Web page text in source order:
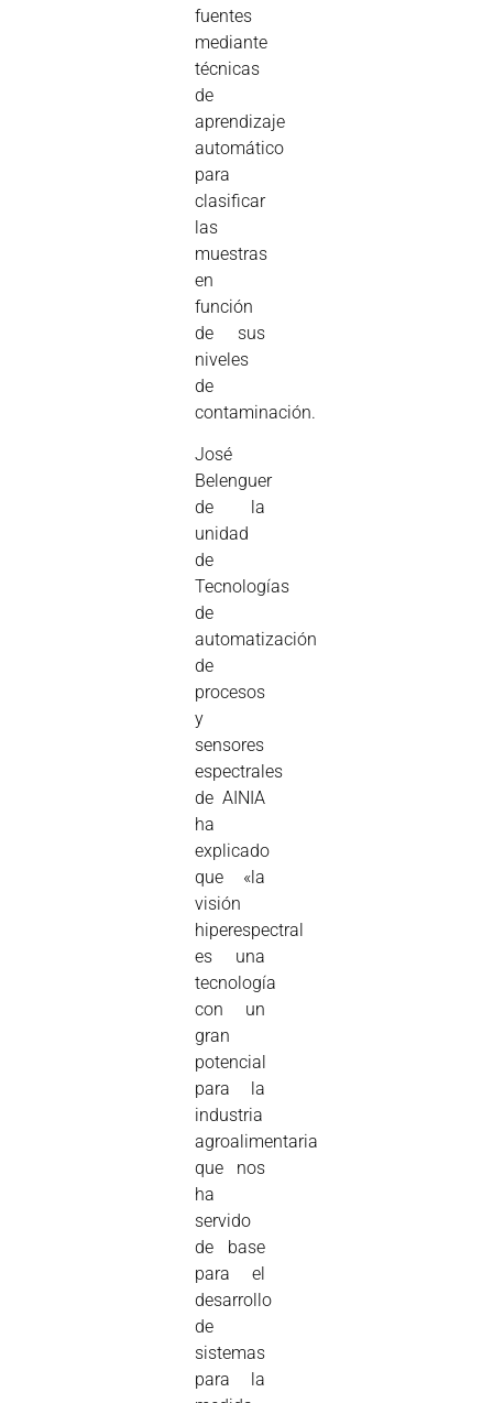
fuentes
mediante
técnicas
de
aprendizaje
automático
para
clasificar
las
muestras
en
función
de sus
niveles
de
contaminación.
José
Belenguer
de la
unidad
de
Tecnologías
de
automatización
de
procesos
y
sensores
espectrales
de AINIA
ha
explicado
que «la
visión
hiperespectral
es una
tecnología
con un
gran
potencial
para la
industria
agroalimentaria
que nos
ha
servido
de base
para el
desarrollo
de
sistemas
para la